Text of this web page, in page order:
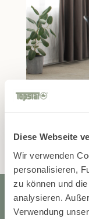
Diese Webseite
Wir verwenden
personalisieren,
zu können und
analysieren.
Verwendung